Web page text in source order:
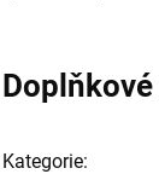
Kategorie: